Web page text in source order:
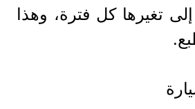
إلى تغيرها كل فترة، وهذا